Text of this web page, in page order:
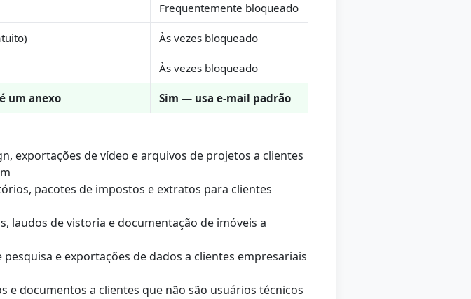
Frequentemente bloqueado
Às vezes bloqueado
Às vezes bloqueado
um anexo Sim — usa e-mail padrão
exportações de vídeo e arquivos de projetos a clientes
pacotes de impostos e extratos para clientes
laudos de vistoria e documentação de imóveis a
e exportações de dados a clientes empresariais
e documentos a clientes que não são usuários técnicos